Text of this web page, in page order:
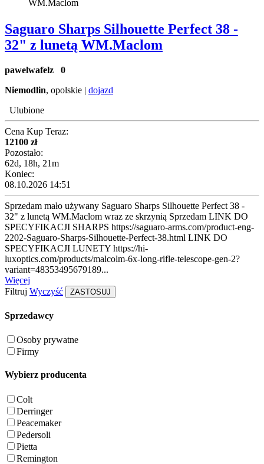
Saguaro Sharps Silhouette Perfect 38 -
32" z lunetą WM.Maclom
pawelwafelz 0
Niemodlin, opolskie | dojazd
Ulubione
Cena Kup Teraz:
12100 zł
Pozostało:
62d, 18h, 21m
Koniec:
08.10.2026 14:51
Sprzedam mało używany Saguaro Sharps Silhouette Perfect 38 -
32" z lunetą WM.Maclom wraz ze skrzynią Sprzedam LINK DO
SPECYFIKACJI SHARPS https://saguaro-arms.com/product-eng-
2202-Saguaro-Sharps-Silhouette-Perfect-38.html LINK DO
SPECYFIKACJI LUNETY https://hi-
luxoptics.com/products/malcolm-6x-long-rifle-telescope-gen-2?
variant=48353495679189...
Więcej
Filtruj Wyczyść ZASTOSUJ
Sprzedawcy
Osoby prywatne
Firmy
Wybierz producenta
Colt
Derringer
Peacemaker
Pedersoli
Pietta
Remington